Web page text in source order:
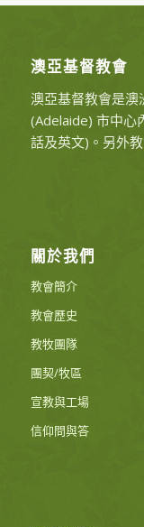
澳亞基督教會
澳亞基督教會是澳
(Adelaide) 市中心
話及英文)。另外
關於我們
教會簡介
教會歷史
教牧團隊
團契/牧區
宣教與工場
信仰問與答